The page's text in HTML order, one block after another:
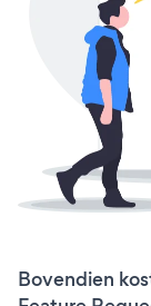
Bovendien